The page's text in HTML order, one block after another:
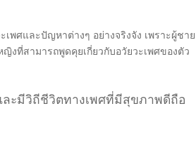
พศและปัญหาต่างๆ อย่างจริงจัง เพราะผู้ชาย
งที่สามารถพูดคุยเกี่ยวกับอวัยวะเพศของตัว
ะมีวิถีชีวิตทางเพศที่มีสุขภาพดีถือ